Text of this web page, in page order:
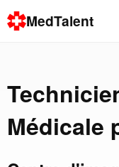
MedTalent
Médicale